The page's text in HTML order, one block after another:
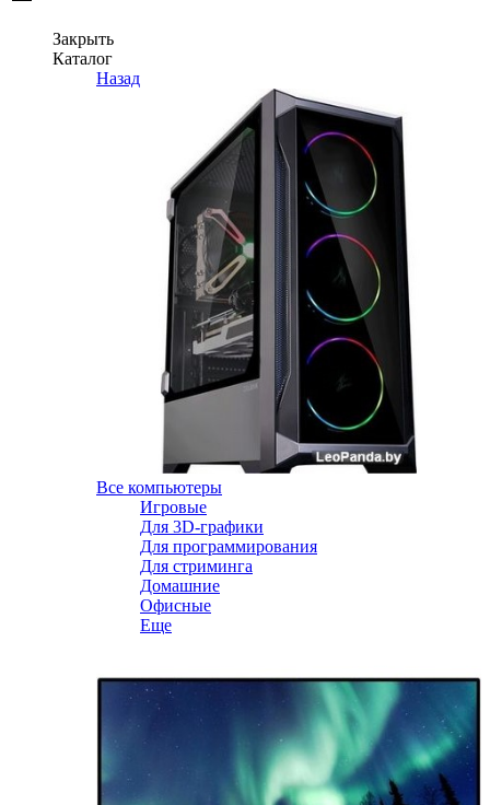
Закрыть
Каталог
Назад
Все компьютеры
Игровые
Для 3D-графики
Для программирования
Для стриминга
Домашние
Офисные
Еще